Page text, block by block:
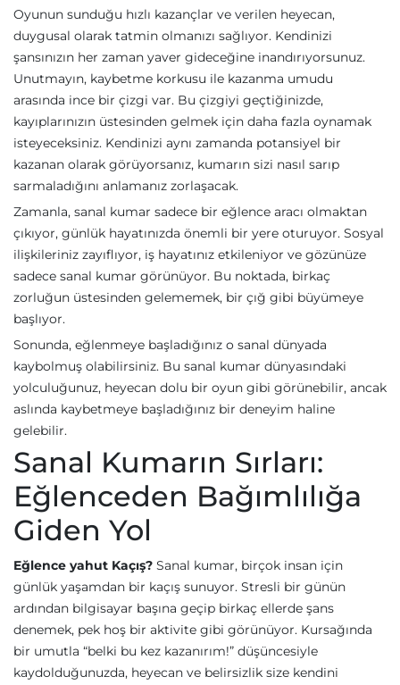
Oyunun sunduğu hızlı kazançlar ve verilen heyecan,
duygusal olarak tatmin olmanızı sağlıyor. Kendinizi
şansınızın her zaman yaver gideceğine inandırıyorsunuz.
Unutmayın, kaybetme korkusu ile kazanma umudu
arasında ince bir çizgi var. Bu çizgiyi geçtiğinizde,
kayıplarınızın üstesinden gelmek için daha fazla oynamak
isteyeceksiniz. Kendinizi aynı zamanda potansiyel bir
kazanan olarak görüyorsanız, kumarın sizi nasıl sarıp
sarmaladığını anlamanız zorlaşacak.
Zamanla, sanal kumar sadece bir eğlence aracı olmaktan
çıkıyor, günlük hayatınızda önemli bir yere oturuyor. Sosyal
ilişkileriniz zayıflıyor, iş hayatınız etkileniyor ve gözünüze
sadece sanal kumar görünüyor. Bu noktada, birkaç
zorluğun üstesinden gelememek, bir çığ gibi büyümeye
başlıyor.
Sonunda, eğlenmeye başladığınız o sanal dünyada
kaybolmuş olabilirsiniz. Bu sanal kumar dünyasındaki
yolculuğunuz, heyecan dolu bir oyun gibi görünebilir, ancak
aslında kaybetmeye başladığınız bir deneyim haline
gelebilir.
Sanal Kumarın Sırları:
Eğlenceden Bağımlılığa
Giden Yol
Eğlence yahut Kaçış? Sanal kumar, birçok insan için
günlük yaşamdan bir kaçış sunuyor. Stresli bir günün
ardından bilgisayar başına geçip birkaç ellerde şans
denemek, pek hoş bir aktivite gibi görünüyor. Kursağında
bir umutla “belki bu kez kazanırım!” düşüncesiyle
kaydolduğunuzda, heyecan ve belirsizlik size kendini